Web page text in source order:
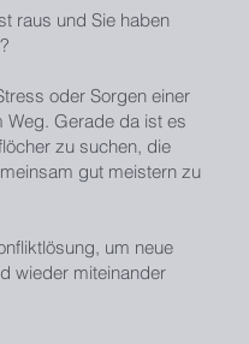
raus und Sie haben
oder Sorgen einer
Weg. Gerade da ist es
zu suchen, die
gut meistern zu
um neue
wieder miteinander